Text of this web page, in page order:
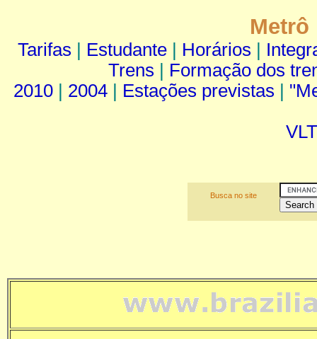
Metrô
Tarifas | Estudante | Horários |
Trens | Formação dos
2010 | 2004 | Estações previstas |
Busca no site